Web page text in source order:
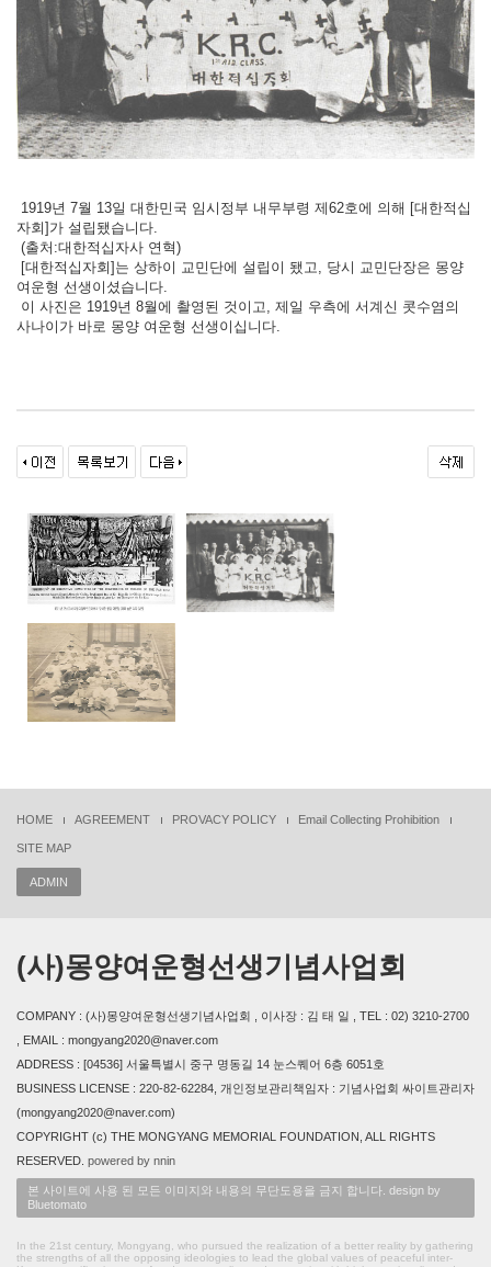
1919년 7월 13일 대한민국 임시정부 내무부령 제62호에 의해 [대한적십
자회]가 설립됐습니다.
(출처:대한적십자사 연혁)
[대한적십자회]는 상하이 교민단에 설립이 됐고, 당시 교민단장은 몽양
여운형 선생이셨습니다.
이 사진은 1919년 8월에 촬영된 것이고, 제일 우측에 서계신 콧수염의
사나이가 바로 몽양 여운형 선생이십니다.
HOME AGREEMENT PROVACY POLICY Email Collecting Prohibition
SITE MAP
ADMIN
(사)몽양여운형선생기념사업회
COMPANY : (사)몽양여운형선생기념사업회 , 이사장 : 김 태 일 , TEL : 02) 3210-2700
, EMAIL : mongyang2020@naver.com
ADDRESS : [04536] 서울특별시 중구 명동길 14 눈스퀘어 6층 6051호
BUSINESS LICENSE : 220-82-62284, 개인정보관리책임자 : 기념사업회 싸이트관리자
(mongyang2020@naver.com)
COPYRIGHT (c) THE MONGYANG MEMORIAL FOUNDATION, ALL RIGHTS
RESERVED. powered by nnin
본 사이트에 사용 된 모든 이미지와 내용의 무단도용을 금지 합니다. design by
Bluetomato
In the 21st century, Mongyang, who pursued the realization of a better reality by gathering
the strengths of all the opposing ideologies to lead the global values of peaceful inter-